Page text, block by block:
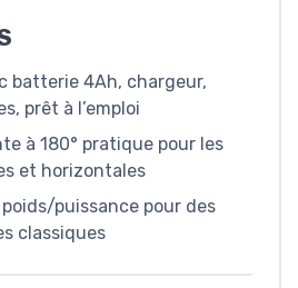
batterie 4Ah, chargeur,
prêt à l’emploi
à 180° pratique pour les
et horizontales
puissance pour des
classiques